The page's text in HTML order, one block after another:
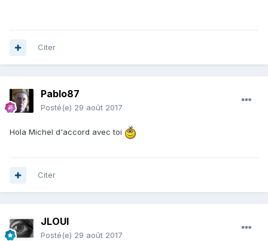
Citer
Pablo87
Posté(e) 29 août 2017
Hola Michel d'accord avec toi
Citer
JLOUI
Posté(e) 29 août 2017